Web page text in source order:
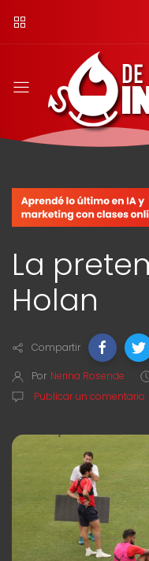
La
Holan
Compartir
Por Nerina Rosende
Publicar un comentario